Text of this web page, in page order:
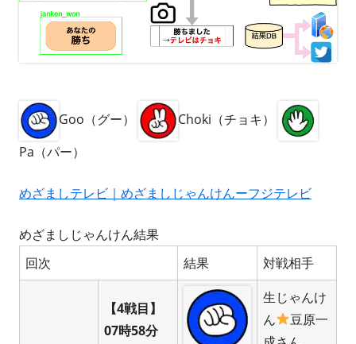
Goo（グー）
Choki（チョキ）
Pa（パー）
めざましテレビ｜めざましじゃんけんーフジテレビ
めざましじゃんけん結果
回次
結果 対戦相手
【4戦目】
07時58分
生じゃんけ
ん
豆原一